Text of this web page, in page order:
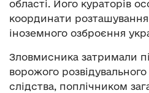
області. Його кураторів
координати
іноземного озброєння
Зловмисника затримали
ворожого
слідства, поплічником